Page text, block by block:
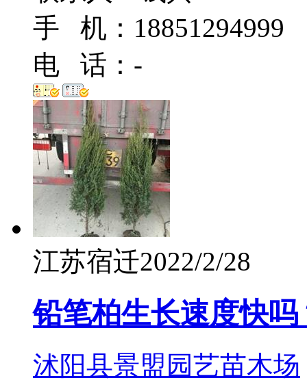
手 机：18851294999
电 话：-
江苏宿迁2022/2/28
铅笔柏生长速度快吗
沭阳县景盟园艺苗木场